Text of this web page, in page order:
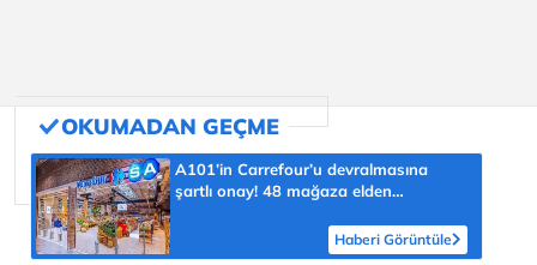
A101’in Carrefour’u devralmasına
şartlı onay! 48 mağaza elden
Haberi Görüntüle